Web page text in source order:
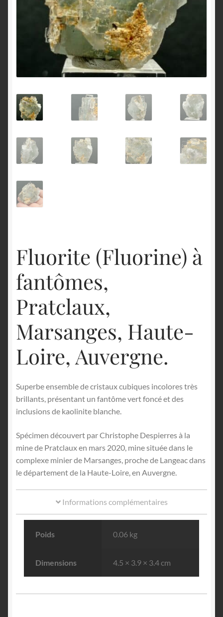
Fluorite (Fluorine) à
fantômes,
Pratclaux,
Marsanges, Haute-
Loire, Auvergne.
Superbe ensemble de cristaux cubiques incolores très
brillants, présentant un fantôme vert foncé et des
inclusions de kaolinite blanche.
Spécimen découvert par Christophe Despierres à la
mine de Pratclaux en mars 2020, mine située dans le
complexe minier de Marsanges, proche de Langeac dans
le département de la Haute-Loire, en Auvergne.
Informations complémentaires
Poids 0.06 kg
Dimensions 4.5 × 3.9 × 3.4 cm